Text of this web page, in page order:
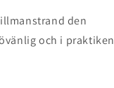
den
och i praktiken